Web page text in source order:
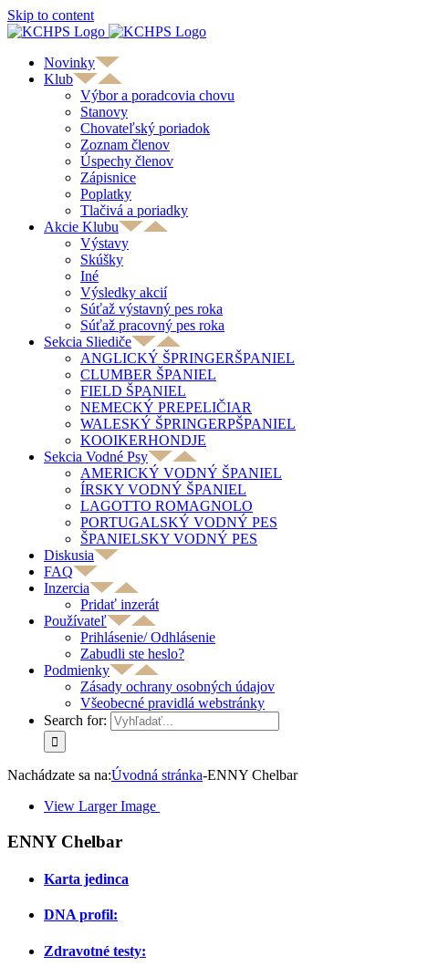
Skip to content
Novinky
Klub
Výbor a poradcovia chovu
Stanovy
Chovateľský poriadok
Zoznam členov
Úspechy členov
Zápisnice
Poplatky
Tlačivá a poriadky
Akcie Klubu
Výstavy
Skúšky
Iné
Výsledky akcií
Súťaž výstavný pes roka
Súťaž pracovný pes roka
Sekcia Sliediče
ANGLICKÝ ŠPRINGERŠPANIEL
CLUMBER ŠPANIEL
FIELD ŠPANIEL
NEMECKÝ PREPELIČIAR
WALESKÝ ŠPRINGERPŠPANIEL
KOOIKERHONDJE
Sekcia Vodné Psy
AMERICKÝ VODNÝ ŠPANIEL
ÍRSKY VODNÝ ŠPANIEL
LAGOTTO ROMAGNOLO
PORTUGALSKÝ VODNÝ PES
ŠPANIELSKY VODNÝ PES
Diskusia
FAQ
Inzercia
Pridať inzerát
Používateľ
Prihlásenie/ Odhlásenie
Zabudli ste heslo?
Podmienky
Zásady ochrany osobných údajov
Všeobecné pravidlá webstránky
Search for:
Nachádzate sa na:Úvodná stránka-ENNY Chelbar
View Larger Image
ENNY Chelbar
Karta jedinca
DNA profil:
Zdravotné testy: